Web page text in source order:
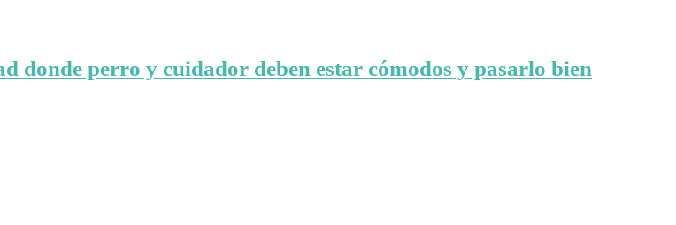
donde perro y cuidador deben estar cómodos y pasarlo bien